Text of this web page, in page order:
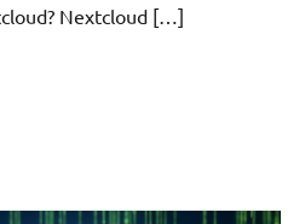
Nextcloud […]